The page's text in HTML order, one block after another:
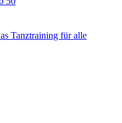
Tanztraining für alle